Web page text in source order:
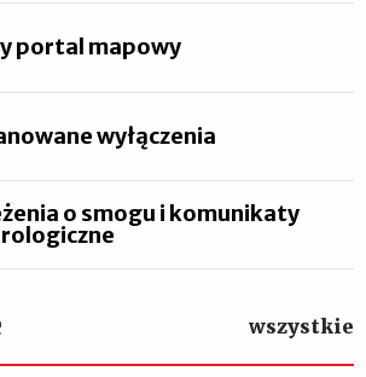
portal mapowy
wyłączenia
o smogu i komunikaty
wszystkie